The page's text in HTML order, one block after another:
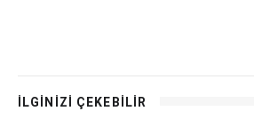
İLGİNİZİ ÇEKEBİLİR